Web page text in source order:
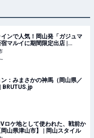
インで人気！岡山発「ガジュマ
マルイに期間限定出店 |
を～
：みまさかの神馬（岡山県／
BRUTUS.jp
ロケ地として使われた、戦前か
山県津山市】 | 岡山スタイル